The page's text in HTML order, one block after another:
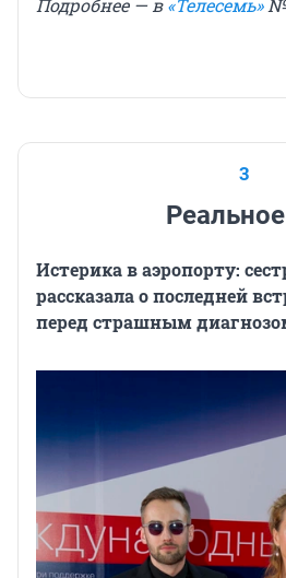
Подробнее — в«Телесемь»№
3
Истерика в аэропорту:
рассказала о последней
перед страшным